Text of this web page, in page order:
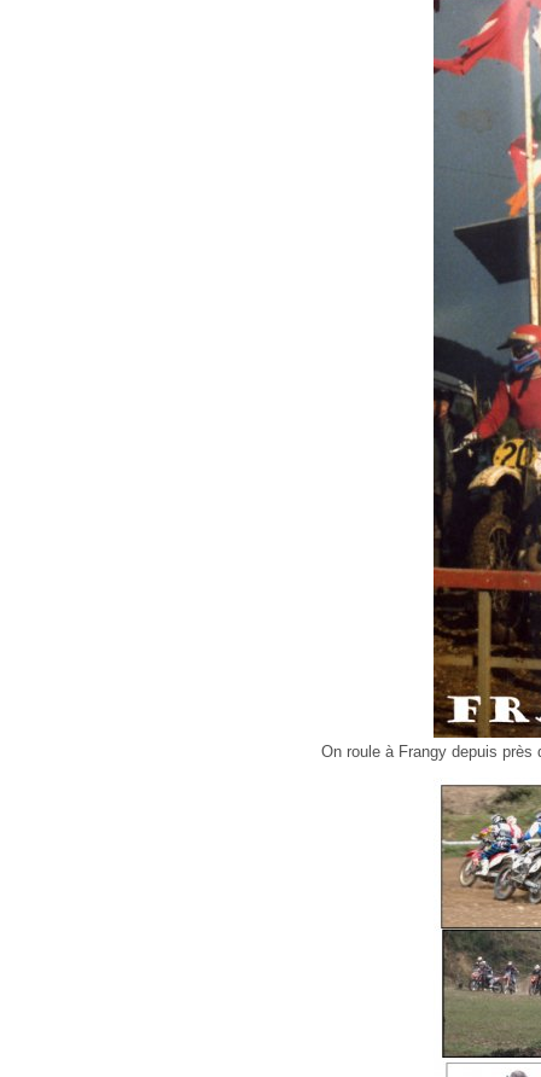
On roule à Frangy depuis